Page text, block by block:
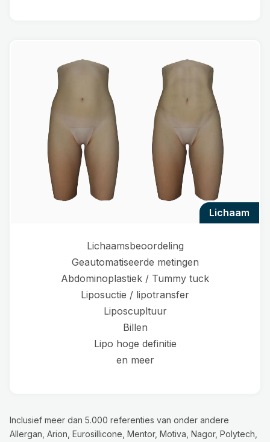
lichaam
Lichaamsbeoordeling
Geautomatiseerde metingen
Abdominoplastiek / Tummy tuck
Liposuctie / lipotransfer
Liposcupltuur
Billen
Lipo hoge definitie
en meer
Inclusief meer dan 5.000 referenties van onder andere
Allergan, Arion, Eurosillicone, Mentor, Motiva, Nagor, Polytech,